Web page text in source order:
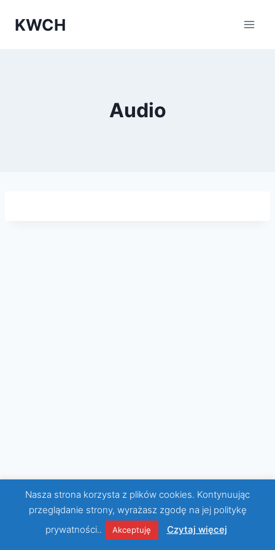
KWCH
Audio
© 2026 KWCH Motyw WordPress, autor:
Kadence WP
Nasza strona korzysta z plików cookies. Kontynuując
przeglądanie strony, wyrażasz zgodę na jej politykę
prywatności..
Akceptuję Czytaj więcej